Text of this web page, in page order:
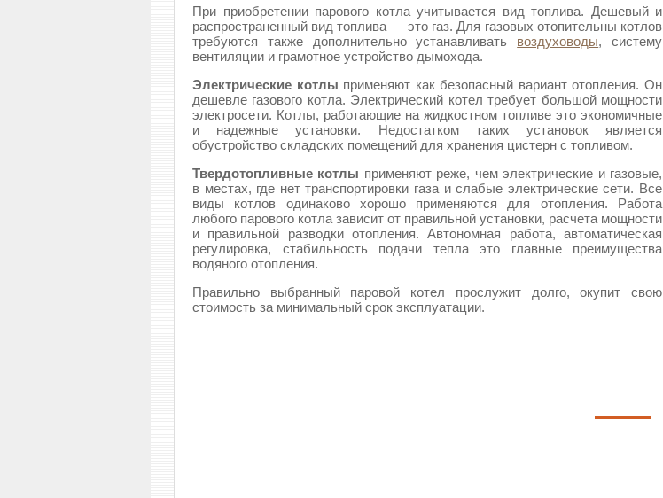
При приобретении парового котла учитывается вид топлива. Дешевый и
распространенный вид топлива — это газ. Для газовых отопительны котлов
требуются также дополнительно устанавливать воздуховоды, систему
вентиляции и грамотное устройство дымохода.
Электрические котлы применяют как безопасный вариант отопления. Он
дешевле газового котла. Электрический котел требует большой мощности
электросети. Котлы, работающие на жидкостном топливе это экономичные
и надежные установки. Недостатком таких установок является
обустройство складских помещений для хранения цистерн с топливом.
Твердотопливные котлы применяют реже, чем электрические и газовые,
в местах, где нет транспортировки газа и слабые электрические сети. Все
виды котлов одинаково хорошо применяются для отопления. Работа
любого парового котла зависит от правильной установки, расчета мощности
и правильной разводки отопления. Автономная работа, автоматическая
регулировка, стабильность подачи тепла это главные преимущества
водяного отопления.
Правильно выбранный паровой котел прослужит долго, окупит свою
стоимость за минимальный срок эксплуатации.